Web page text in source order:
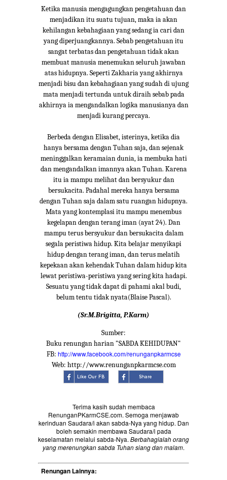
Ketika manusia mengagungkan pengetahuan dan
menjadikan itu suatu tujuan, maka ia akan
kehilangan kebahagiaan yang sedang ia cari dan
yang diperjuangkannya. Sebab pengetahuan itu
sangat terbatas dan pengetahuan tidak akan
membuat manusia menemukan seluruh jawaban
atas hidupnya. Seperti Zakharia yang akhirnya
menjadi bisu dan kebahagiaan yang sudah di ujung
mata menjadi tertunda untuk diraih sebab pada
akhirnya ia mengandalkan logika manusianya dan
menjadi kurang percaya.
Berbeda dengan Elisabet, isterinya, ketika dia
hanya bersama dengan Tuhan saja, dan sejenak
meninggalkan keramaian dunia, ia membuka hati
dan mengandalkan imannya akan Tuhan. Karena
itu ia mampu melihat dan bersyukur dan
bersukacita. Padahal mereka hanya bersama
dengan Tuhan saja dalam satu ruangan hidupnya.
Mata yang kontemplasi itu mampu menembus
kegelapan dengan terang iman (ayat 24). Dan
mampu terus bersyukur dan bersukacita dalam
segala peristiwa hidup. Kita belajar menyikapi
hidup dengan terang iman, dan terus melatih
kepekaan akan kehendak Tuhan dalam hidup kita
lewat peristiwa-peristiwa yang sering kita hadapi.
Sesuatu yang tidak dapat di pahami akal budi,
belum tentu tidak nyata(Blaise Pascal).
(Sr.M.Brigitta, P.Karm)
Sumber:
Buku renungan harian "SABDA KEHIDUPAN"
FB: http://www.facebook.com/renunganpkarmcse
Web: http://www.renunganpkarmcse.com
Terima kasih sudah membaca
RenunganPKarmCSE.com. Semoga menjawab
kerinduan Saudara/i akan sabda-Nya yang hidup. Dan
boleh semakin membawa Saudara/i pada
keselamatan melalui sabda-Nya. Berbahagialah orang
yang merenungkan sabda Tuhan siang dan malam.
Renungan Lainnya: